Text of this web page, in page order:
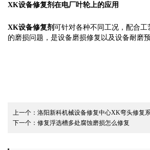
XK设备修复剂在电厂叶轮上的应用
XK设备修复剂 可针对各种不同工况，配合工
的磨损问题，是设备磨损修复以及设备耐磨
上一个： 洛阳新科机械设备修复中心XK弯头修复
下一个： 修复浮选槽多处腐蚀磨损怎么修复